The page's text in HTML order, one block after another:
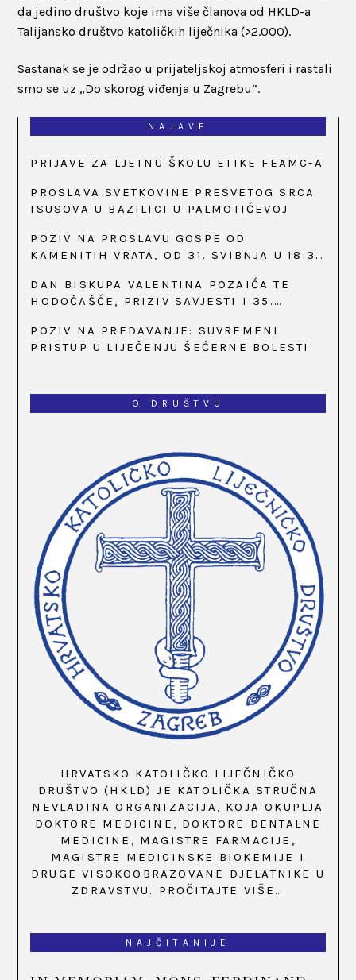
da jedino društvo koje ima više članova od HKLD-a
Talijansko društvo katoličkih liječnika (>2.000).
Sastanak se je održao u prijateljskoj atmosferi i rastali
smo se uz „Do skorog viđenja u Zagrebu“.
NAJAVE
PRIJAVE ZA LJETNU ŠKOLU ETIKE FEAMC-A
PROSLAVA SVETKOVINE PRESVETOG SRCA
ISUSOVA U BAZILICI U PALMOTIĆEVOJ
POZIV NA PROSLAVU GOSPE OD
KAMENITIH VRATA, OD 31. SVIBNJA U 18:30
DAN BISKUPA VALENTINA POZAIĆA TE
HODOČAŠĆE, PRIZIV SAVJESTI I 35.
BISTRICI, OD 15. DO 17. SVIBNJA
POZIV NA PREDAVANJE: SUVREMENI
PRISTUP U LIJEČENJU ŠEĆERNE BOLESTI
O DRUŠTVU
HRVATSKO KATOLIČKO LIJEČNIČKO
DRUŠTVO (HKLD) JE KATOLIČKA STRUČNA
NEVLADINA ORGANIZACIJA, KOJA OKUPLJA
DOKTORE MEDICINE, DOKTORE DENTALNE
MEDICINE, MAGISTRE FARMACIJE,
MAGISTRE MEDICINSKE BIOKEMIJE I
DRUGE VISOKOOBRAZOVANE DJELATNIKE U
ZDRAVSTVU. PROČITAJTE VIŠE…
NAJČITANIJE